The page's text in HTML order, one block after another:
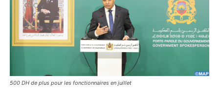
500 DH de plus pour les fonctionnaires en juillet